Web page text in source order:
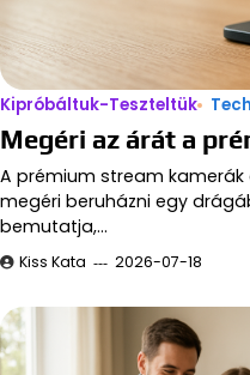
Kipróbáltuk-Teszteltük
Megéri az árát a
A prémium stream
megéri beruházni egy
bemutatja,…
Kiss Kata 2026-07-18